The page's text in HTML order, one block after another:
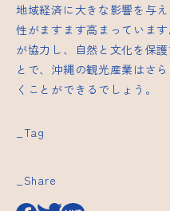
地域経済に大きな影響を与
性がますます高まっていま
が協力し、自然と文化を保
とで、沖縄の観光産業はさ
くことができるでしょう。
_Tag
_Share